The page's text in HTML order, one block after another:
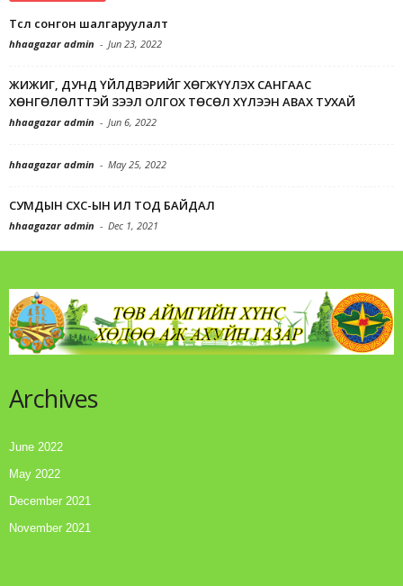
Төсөл сонгон шалгаруулалт
hhaagazar admin - Jun 23, 2022
ЖИЖИГ, ДУНД ҮЙЛДВЭРИЙГ ХӨГЖҮҮЛЭХ САНГААС
ХӨНГӨЛӨЛТТЭЙ ЗЭЭЛ ОЛГОХ ТӨСӨЛ ХҮЛЭЭН АВАХ ТУХАЙ
hhaagazar admin - Jun 6, 2022
hhaagazar admin - May 25, 2022
СУМДЫН СХС-ЫН ИЛ ТОД БАЙДАЛ
hhaagazar admin - Dec 1, 2021
Archives
June 2022
May 2022
December 2021
November 2021